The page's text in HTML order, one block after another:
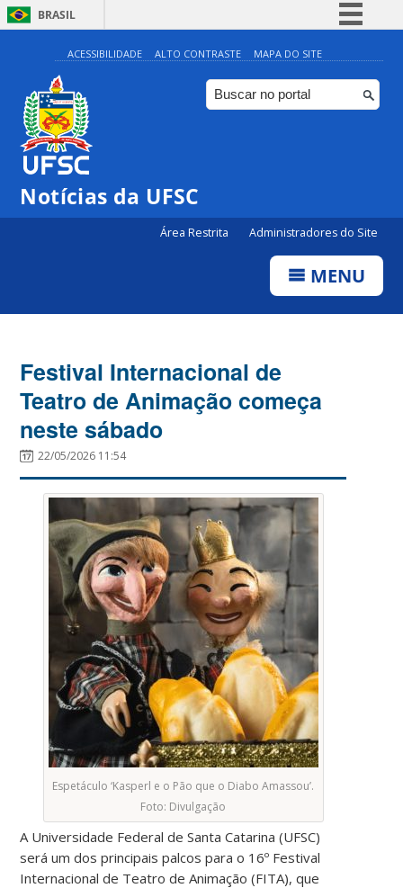
BRASIL
Simplifique!
Comunica BR
Participe
ACESSIBILIDADE ALTO CONTRASTE MAPA DO SITE
Notícias da UFSC
Área Restrita Administradores do Site
MENU
Festival Internacional de
Teatro de Animação começa
neste sábado
22/05/2026 11:54
Espetáculo ‘Kasperl e o Pão que o Diabo Amassou’.
Foto: Divulgação
A Universidade Federal de Santa Catarina (UFSC)
será um dos principais palcos para o 16º Festival
Internacional de Teatro de Animação (FITA), que